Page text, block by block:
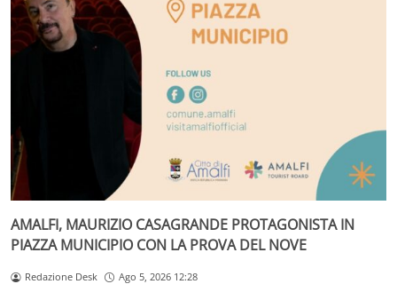
AMALFI, MAURIZIO CASAGRANDE PROTAGONISTA IN
PIAZZA MUNICIPIO CON LA PROVA DEL NOVE
Redazione Desk Ago 5, 2026 12:28